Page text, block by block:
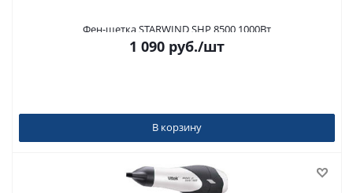
Фен-щетка STARWIND SHP 8500 1000Вт
1 090 руб./шт
В корзину